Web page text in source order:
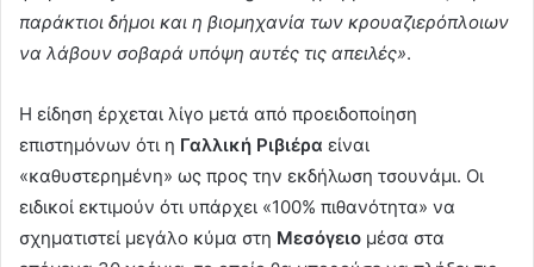
παράκτιοι δήμοι και η βιομηχανία των κρουαζιερόπλοιων
να λάβουν σοβαρά υπόψη αυτές τις απειλές».
Η είδηση έρχεται λίγο μετά από προειδοποίηση
επιστημόνων ότι η Γαλλική Ριβιέρα είναι
«καθυστερημένη» ως προς την εκδήλωση τσουνάμι. Οι
ειδικοί εκτιμούν ότι υπάρχει «100% πιθανότητα» να
σχηματιστεί μεγάλο κύμα στη Μεσόγειο μέσα στα